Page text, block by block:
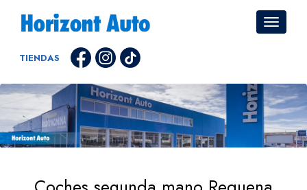
TIENDAS